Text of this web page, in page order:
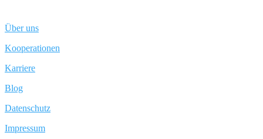
Über uns
Kooperationen
Karriere
Blog
Datenschutz
Impressum